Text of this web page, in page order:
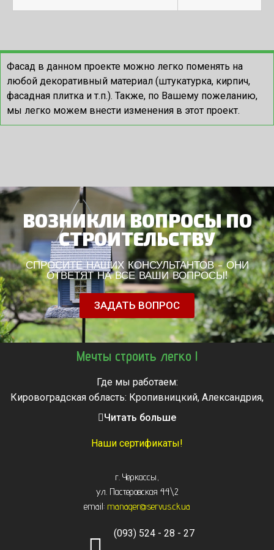
Фасад в данном проекте можно легко поменять на
любой декоративный материал (штукатурка, кирпич,
фасадная плитка и т.п.). Также, по Вашему пожеланию,
мы легко можем внести изменения в этот проект.
ВОЗНИКЛИ ВОПРОСЫ ПО
СТРОИТЕЛЬСТВУ
СПРОСИТЕ НАШИХ КОНСУЛЬТАНТОВ - ОНИ
ОТВЕТЯТ НА ВСЕ ВАШИ ВОПРОСЫ!
ЗАДАТЬ ВОПРОС
Мечты строить легко !
Где мы работаем:
Кировоградская область: Кропивницкий, Александрия,
Знаменка, Долинская, Новоархангельск, Светловодск
Звенигородка, Золотоноша, Каменка, Канев, Корсунь-
Монастырище, Смела, Тальное, Умань, Христиновка.
Черкассы, Чигирин, Чорнобай, Шпола
Читать больше
Наши сертификаты!
г. Черкассы
ул. Пастеровская 44\2
email: manager@servus.ck.ua
(093) 524 - 28 - 27